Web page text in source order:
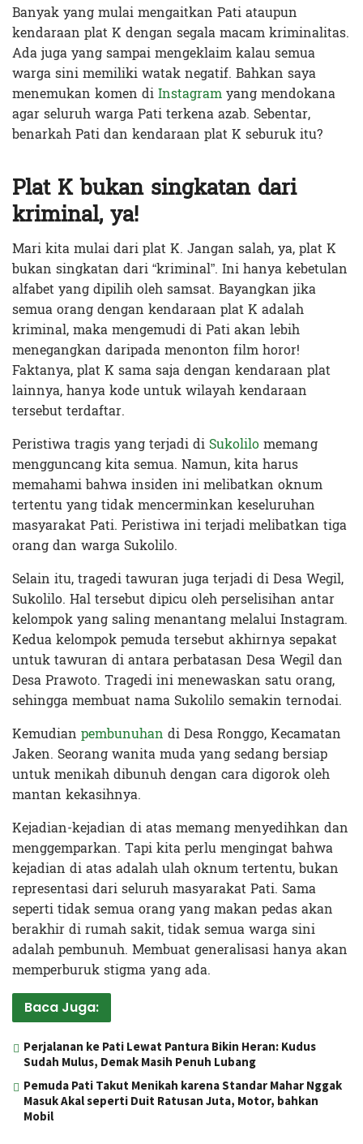
Banyak yang mulai mengaitkan Pati ataupun
kendaraan plat K dengan segala macam kriminalitas.
Ada juga yang sampai mengeklaim kalau semua
warga sini memiliki watak negatif. Bahkan saya
menemukan komen diInstagramyang mendokana
agar seluruh warga Pati terkena azab. Sebentar,
benarkah Pati dan kendaraan plat K seburuk itu?
Plat K bukan singkatan dari
kriminal, ya!
Mari kita mulai dari plat K. Jangan salah, ya, plat K
bukan singkatan dari “kriminal”. Ini hanya kebetulan
alfabet yang dipilih oleh samsat. Bayangkan jika
semua orang dengan kendaraan plat K adalah
kriminal, maka mengemudi di Pati akan lebih
menegangkan daripada menonton film horor!
Faktanya, plat K sama saja dengan kendaraan plat
lainnya, hanya kode untuk wilayah kendaraan
tersebut terdaftar.
Peristiwa tragis yang terjadi di Sukolilomemang
mengguncang kita semua. Namun, kita harus
memahami bahwa insiden ini melibatkan oknum
tertentu yang tidak mencerminkan keseluruhan
masyarakat Pati. Peristiwa ini terjadi melibatkan tiga
orang dan warga Sukolilo.
Selain itu, tragedi tawuran juga terjadi di Desa Wegil,
Sukolilo. Hal tersebut dipicu oleh perselisihan antar
kelompok yang saling menantang melalui Instagram.
Kedua kelompok pemuda tersebut akhirnya sepakat
untuk tawuran di antara perbatasan Desa Wegil dan
Desa Prawoto. Tragedi ini menewaskan satu orang,
sehingga membuat nama Sukolilo semakin ternodai.
Kemudian pembunuhan di Desa Ronggo, Kecamatan
Jaken. Seorang wanita muda yang sedang bersiap
untuk menikah dibunuh dengan cara digorok oleh
mantan kekasihnya.
Kejadian-kejadian di atas memang menyedihkan dan
menggemparkan. Tapi kita perlu mengingat bahwa
kejadian di atas adalah ulah oknum tertentu, bukan
representasi dari seluruh masyarakat Pati. Sama
seperti tidak semua orang yang makan pedas akan
berakhir di rumah sakit, tidak semua warga sini
adalah pembunuh. Membuat generalisasi hanya akan
memperburuk stigma yang ada.
Baca Juga:
Perjalanan ke Pati Lewat Pantura Bikin Heran: Kudus
Sudah Mulus, Demak Masih Penuh Lubang
Pemuda Pati Takut Menikah karena Standar Mahar Nggak
Masuk Akal seperti Duit Ratusan Juta, Motor, bahkan
Mobil